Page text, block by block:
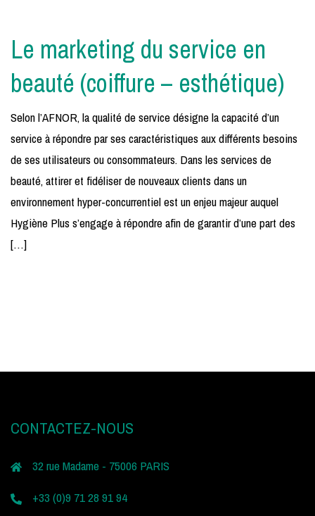
Le marketing du service en
beauté (coiffure – esthétique)
Selon l’AFNOR, la qualité de service désigne la capacité d’un
service à répondre par ses caractéristiques aux différents besoins
de ses utilisateurs ou consommateurs. Dans les services de
beauté, attirer et fidéliser de nouveaux clients dans un
environnement hyper-concurrentiel est un enjeu majeur auquel
Hygiène Plus s’engage à répondre afin de garantir d’une part des
[…]
CONTACTEZ-NOUS
32 rue Madame - 75006 PARIS
+33 (0)9 71 28 91 94